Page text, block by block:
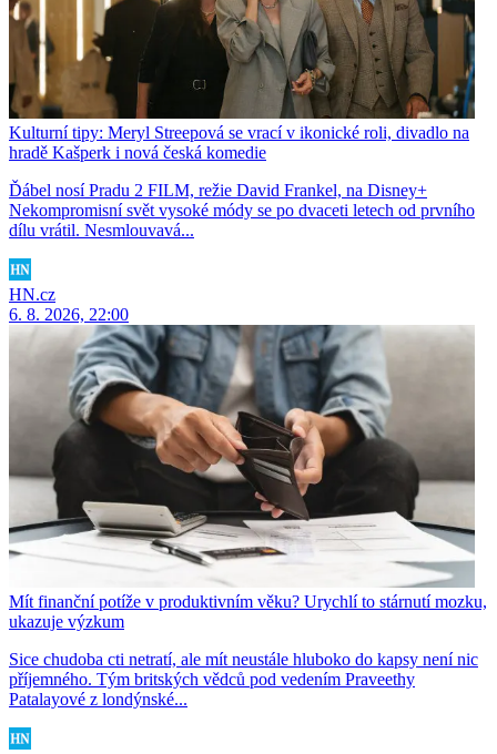
Kulturní tipy: Meryl Streepová se vrací v ikonické roli, divadlo na
hradě Kašperk i nová česká komedie
Ďábel nosí Pradu 2 FILM, režie David Frankel, na Disney+
Nekompromisní svět vysoké módy se po dvaceti letech od prvního
dílu vrátil. Nesmlouvavá...
HN.cz
6. 8. 2026, 22:00
Mít finanční potíže v produktivním věku? Urychlí to stárnutí mozku,
ukazuje výzkum
Sice chudoba cti netratí, ale mít neustále hluboko do kapsy není nic
příjemného. Tým britských vědců pod vedením Praveethy
Patalayové z londýnské...